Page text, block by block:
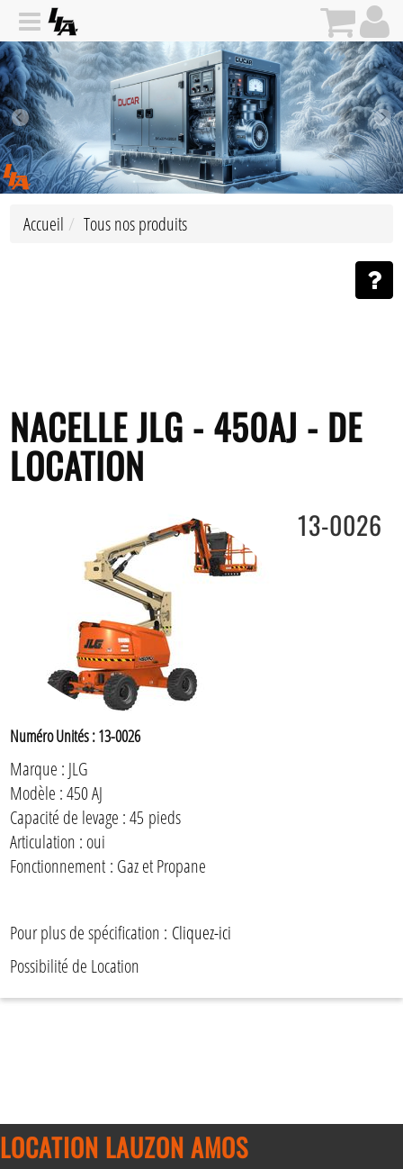
Accueil Tous nos produits
NACELLE JLG - 450AJ - DE
LOCATION
13-0026
Numéro Unités : 13-0026
Marque : JLG
Modèle : 450 AJ
Capacité de levage : 45 pieds
Articulation : oui
Fonctionnement : Gaz et Propane
Pour plus de spécification : Cliquez-ici
Possibilité de Location
LOCATION LAUZON AMOS